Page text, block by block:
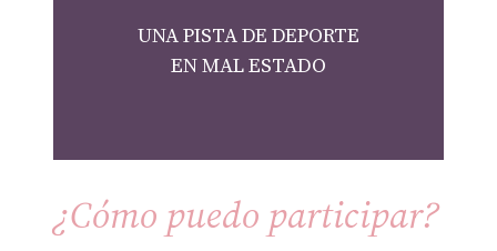
UNA PISTA DE DEPORTE
EN MAL ESTADO
¿Cómo puedo participar?